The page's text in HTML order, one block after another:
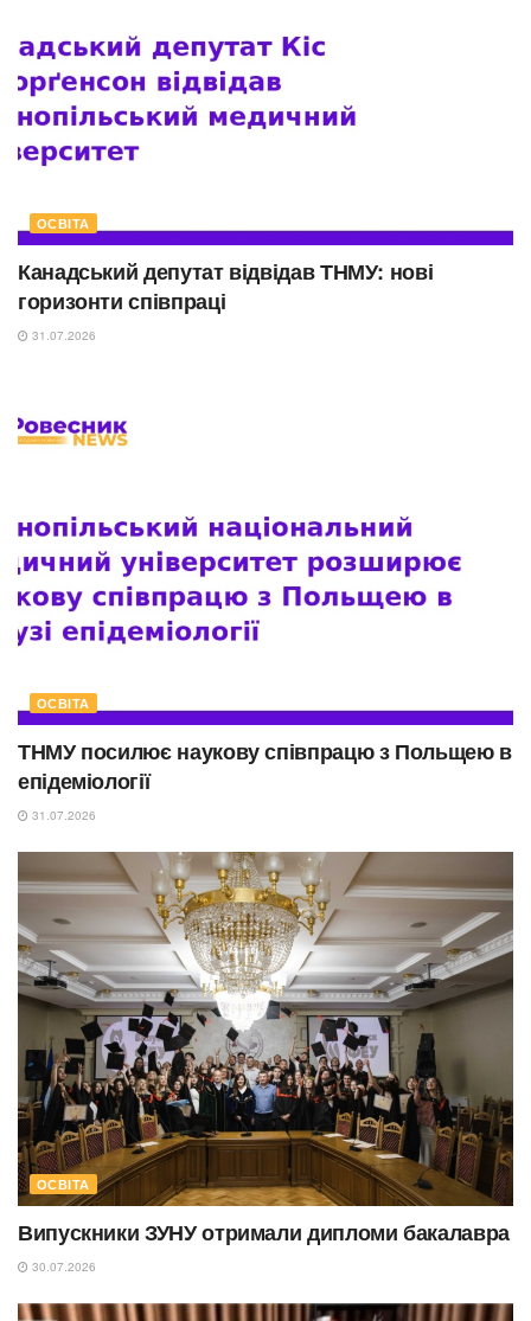
ОСВІТА
Канадський депутат відвідав ТНМУ: нові
горизонти співпраці
31.07.2026
ОСВІТА
ТНМУ посилює наукову співпрацю з Польщею в
епідеміології
31.07.2026
ОСВІТА
Випускники ЗУНУ отримали дипломи бакалавра
30.07.2026